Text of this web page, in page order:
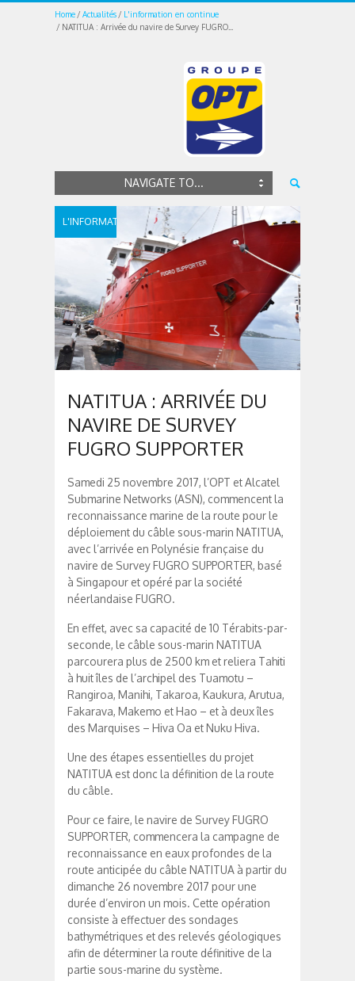
Home Actualités
L'information en continue
NATITUA : Arrivée du navire de Survey FUGRO...
NAVIGATE TO...
L'INFORMATION
CONTINUE
NATITUA : ARRIVÉE DU
NAVIRE DE SURVEY
FUGRO SUPPORTER
Samedi 25 novembre 2017, l’OPT et Alcatel
Submarine Networks (ASN), commencent la
reconnaissance marine de la route pour le
déploiement du câble sous-marin NATITUA,
avec l’arrivée en Polynésie française du
navire de Survey FUGRO SUPPORTER, basé
à Singapour et opéré par la société
néerlandaise FUGRO.
En effet, avec sa capacité de 10 Térabits-par-
seconde, le câble sous-marin NATITUA
parcourera plus de 2500 km et reliera Tahiti
à huit îles de l’archipel des Tuamotu –
Rangiroa, Manihi, Takaroa, Kaukura, Arutua,
Fakarava, Makemo et Hao – et à deux îles
des Marquises – Hiva Oa et Nuku Hiva.
Une des étapes essentielles du projet
NATITUA est donc la définition de la route
du câble.
Pour ce faire, le navire de Survey FUGRO
SUPPORTER, commencera la campagne de
reconnaissance en eaux profondes de la
route anticipée du câble NATITUA à partir du
dimanche 26 novembre 2017 pour une
durée d’environ un mois. Cette opération
consiste à effectuer des sondages
bathymétriques et des relevés géologiques
afin de déterminer la route définitive de la
partie sous-marine du système.